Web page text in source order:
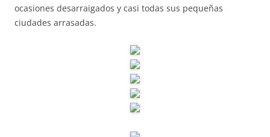
ocasiones desarraigados y casi todas sus pequeñas
ciudades arrasadas.